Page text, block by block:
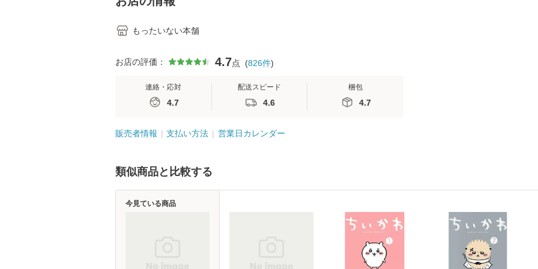
もったいない本舗
お店の評価： 4.7点 (826件)
連絡・応対
4.7
配送スピード
4.6
梱包
4.7
販売者情報 支払い方法 営業日カレンダー
類似商品と比較する
今見ている商品